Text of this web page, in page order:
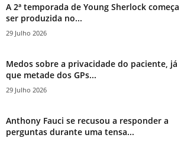
A 2ª temporada de Young Sherlock começa
ser produzida no...
29 Julho 2026
Medos sobre a privacidade do paciente, já
que metade dos GPs...
29 Julho 2026
Anthony Fauci se recusou a responder a
perguntas durante uma tensa...